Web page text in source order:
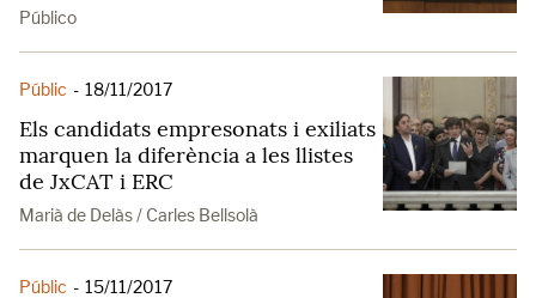
Público
Públic - 18/11/2017
Els candidats empresonats i exiliats
marquen la diferència a les llistes
de JxCAT i ERC
Marià de Delàs / Carles Bellsolà
Públic - 15/11/2017